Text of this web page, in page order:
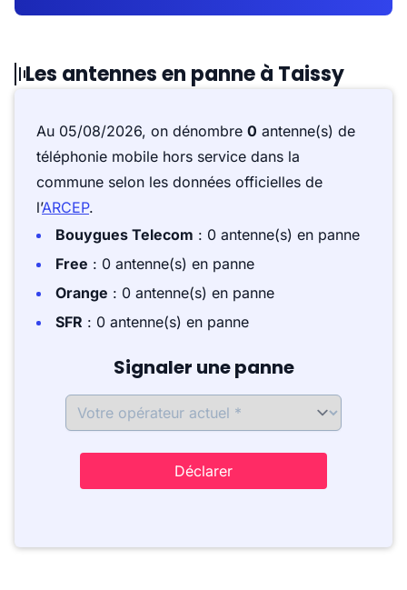
Les antennes en panne à Taissy
Au 05/08/2026, on dénombre 0 antenne(s) de
téléphonie mobile hors service dans la
commune selon les données officielles de
l’ARCEP.
Bouygues Telecom : 0 antenne(s) en panne
Free : 0 antenne(s) en panne
Orange : 0 antenne(s) en panne
SFR : 0 antenne(s) en panne
Signaler une panne
Déclarer